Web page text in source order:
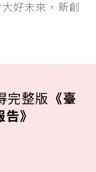
好未來，新創
完整版 《臺
》